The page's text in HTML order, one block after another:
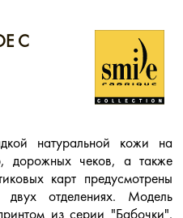
С
натуральной кожи на
дорожных чеков, а также
карт предусмотрены
двух отделениях. Модель
из серии "Бабочки".